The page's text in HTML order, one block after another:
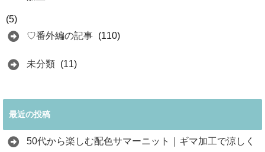
(5)
♡番外編の記事 (110)
未分類 (11)
最近の投稿
50代から楽しむ配色サマーニット｜ギマ加工で涼しく